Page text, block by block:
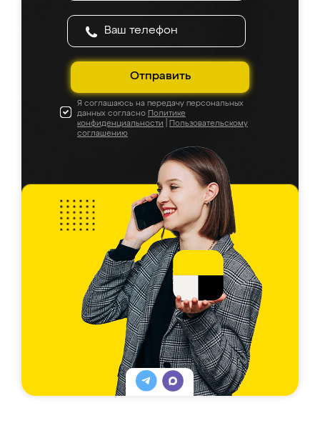
Отправить
Я соглашаюсь на передачу персональных
данных согласно Политике
конфиденциальности
Пользовательскому
соглашению